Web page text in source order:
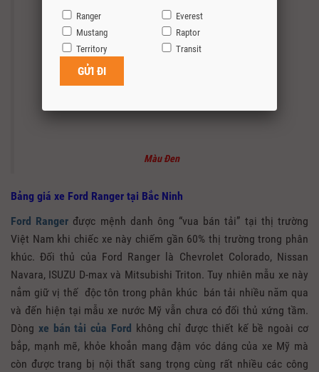
Màu Đen
Bảng giá xe Ford Ranger tại Bắc Ninh
Ford Ranger được mệnh danh ông “vua bán tải” tại thị trường
Việt Nam khi chiếc xe này chiếm gần 60% thị trường trong phân
khúc. Đối thủ của Ford Ranger là Chevrolet Colorado, Nissan
Navara, ISUZU D-max và Mitsubishi Triton. Tuy nhiên mẫu xe này
nắm giữ vị thế độc tôn trong phân khúc bán tải nhiều năm qua
và đến hiện tại mẫu xe nước Mỹ vẫn chưa có đối thủ xứng tầm.
Dòng xe bán tải của Ford không chỉ được thiết kế bề ngoài cơ
bắp, mạnh mẽ, khỏe khoắn mang đậm vóc dáng của xe Mỹ mà
còn được trang bị nội thất sang trọng cùng rất nhiều các công
Ranger
Everest
Mustang
Raptor
Territory
Transit